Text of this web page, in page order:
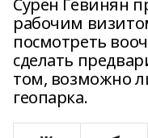
Сурен Гевинян
рабочим
посмотреть
сделать
том, возможно
геопарка.